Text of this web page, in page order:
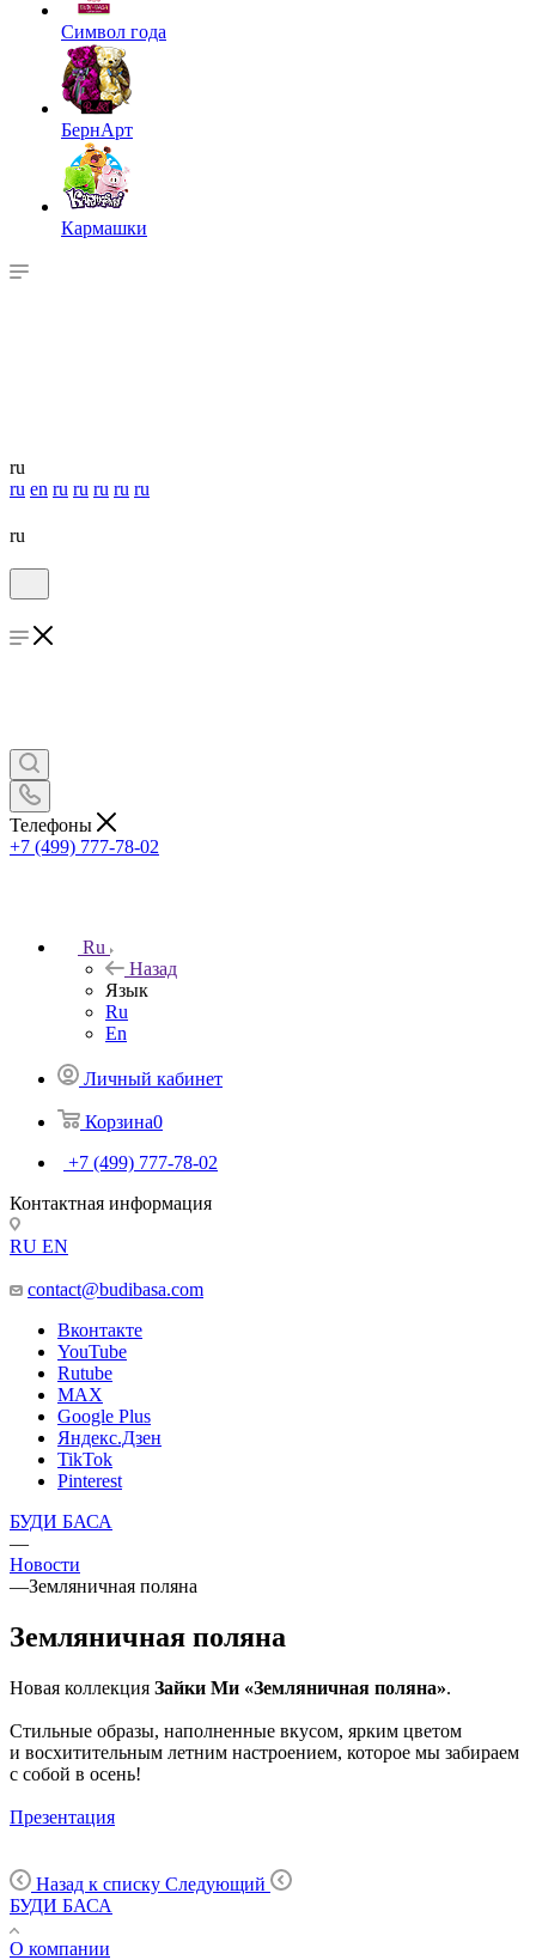
Символ года
БернАрт
Кармашки
ru
ru en ru ru ru ru ru
ru
Телефоны
+7 (499) 777-78-02
Ru
Назад
Язык
Ru
En
Личный кабинет
Корзина0
+7 (499) 777-78-02
Контактная информация
RU EN
contact@budibasa.com
Вконтакте
YouTube
Rutube
MAX
Google Plus
Яндекс.Дзен
TikTok
Pinterest
БУДИ БАСА
—
Новости
—Земляничная поляна
Земляничная поляна
Новая коллекция Зайки Ми «Земляничная поляна».
Стильные образы, наполненные вкусом, ярким цветом
и восхитительным летним настроением, которое мы забираем
с собой в осень!
Презентация
Назад к списку Следующий
БУДИ БАСА
О компании